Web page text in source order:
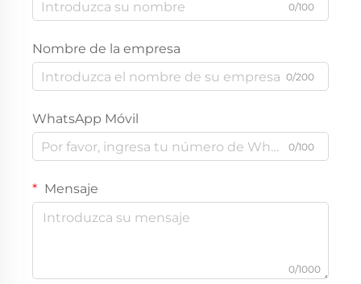
0/100
Nombre de la empresa
0/200
WhatsApp Móvil
0/100
Mensaje
0/1000